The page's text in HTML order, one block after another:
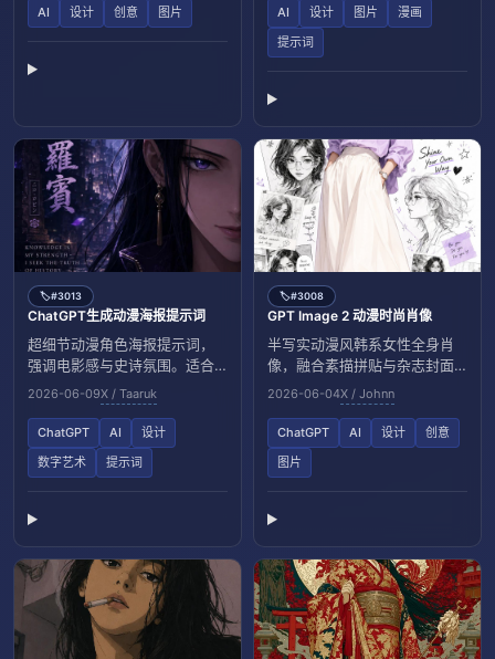
AI 设计 创意 图片 AI 设计 图片
漫画
提示词
🏷️#3013
ChatGPT生成动漫海报提示词
超细节动漫角色海报提示词，
强调电影感与史诗氛围。适合
用于高质感角色插画创作。
2026-06-09X / Taaruk
ChatGPT AI
设计
数字艺术
提示词
🏷️#3008
GPT Image 2 动漫时尚肖像
半写实动漫风韩系女性全身肖
像，融合素描拼贴与杂志封面
感。
2026-06-04X / Johnn
ChatGPT AI 设计
创意
图片